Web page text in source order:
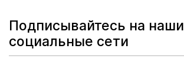
Подписывайтесь на наши
социальные сети